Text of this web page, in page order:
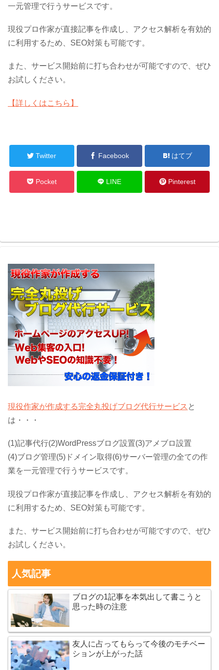
一元管理で行うサービスです。
現役プロ作家が直接記事を作成し、アクセス解析を有効的
に利用するため、SEO対策も可能です。
また、サービス開始前に打ち合わせが可能ですので、ぜひ
お試しください。
【詳しくはこちら】
Twitter Facebook はてブ
Pocket LINE Pinterest
現役作家が作成する完全丸投げブログ代行サービス と
は・・・
(1)記事代行(2)WordPressブログ設置(3)アメブロ設置
(4)ブログ管理(5)ドメイン取得(6)サーバー管理の全ての作
業を一元管理で行うサービスです。
現役プロ作家が直接記事を作成し、アクセス解析を有効的
に利用するため、SEO対策も可能です。
また、サービス開始前に打ち合わせが可能ですので、ぜひ
お試しください。
人気記事
ブログの1記事を本気出して書こうと
思った時の注意
友人に占ってもらって今後のモチベー
ションが上がった話